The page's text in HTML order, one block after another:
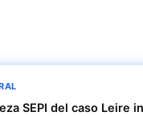
SEPI del caso Leire